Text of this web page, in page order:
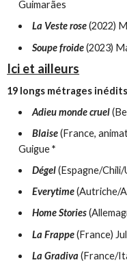
Guimarães
La Veste rose(2022)
Soupe froide(2023)
Ici et ailleurs
19 longs métrages
Adieu monde cruel
Blaise(France,
Guigue*
Dégel(Espagne/
Everytime(Autriche/
Home Stories
La Frappe(France)
La Gradiva (France/